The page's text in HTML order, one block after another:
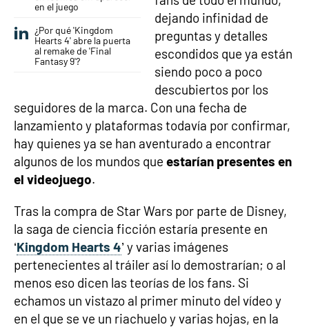
en el juego
¿Por qué 'Kingdom
Hearts 4' abre la puerta
al remake de 'Final
Fantasy 9'?
dejando infinidad de
preguntas y detalles
escondidos que ya están
siendo poco a poco
descubiertos por los
seguidores de la marca. Con una fecha de
lanzamiento y plataformas todavía por confirmar,
hay quienes ya se han aventurado a encontrar
algunos de los mundos que estarían presentes en
el videojuego.
Tras la compra de Star Wars por parte de Disney,
la saga de ciencia ficción estaría presente en
‘Kingdom Hearts 4’ y varias imágenes
pertenecientes al tráiler así lo demostrarían; o al
menos eso dicen las teorías de los fans. Si
echamos un vistazo al primer minuto del vídeo y
en el que se ve un riachuelo y varias hojas, en la